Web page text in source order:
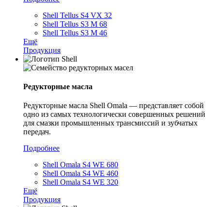
Shell Tellus S4 VX 32
Shell Tellus S3 M 68
Shell Tellus S3 M 46
Ещё
Продукция
Редукторные масла
Редукторные масла Shell Omala — представляет собой
одно из самых технологически совершенных решений
для смазки промышленных трансмиссий и зубчатых
передач.
Подробнее
Shell Omala S4 WE 680
Shell Omala S4 WE 460
Shell Omala S4 WE 320
Ещё
Продукция